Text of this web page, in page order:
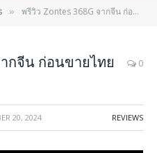
» พรีวิว Zontes 368G จากจีน ก่อนขายไทย สิ้นเดือนนี้
กจีน ก่อนขายไทย
0
20, 2024 REVIEWS